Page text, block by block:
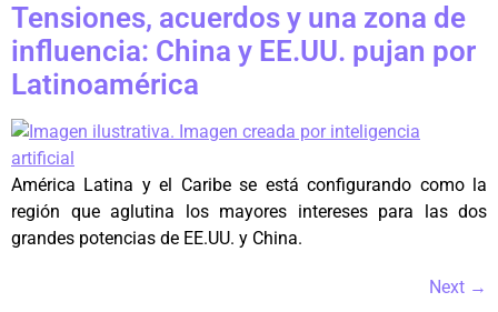
Tensiones, acuerdos y una zona de
influencia: China y EE.UU. pujan por
Latinoamérica
América Latina y el Caribe se está configurando como la
región que aglutina los mayores intereses para las dos
grandes potencias de EE.UU. y China.
Next →